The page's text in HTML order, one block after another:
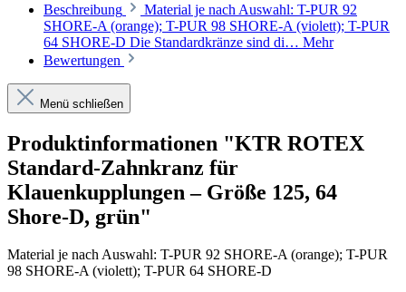
Beschreibung
Material je nach Auswahl: T-PUR 92
SHORE-A (orange); T-PUR 98 SHORE-A (violett); T-PUR
64 SHORE-D Die Standardkränze sind di… Mehr
Bewertungen
Menü schließen
Produktinformationen "KTR ROTEX
Standard-Zahnkranz für
Klauenkupplungen – Größe 125, 64
Shore-D, grün"
Material je nach Auswahl: T-PUR 92 SHORE-A (orange); T-PUR
98 SHORE-A (violett); T-PUR 64 SHORE-D